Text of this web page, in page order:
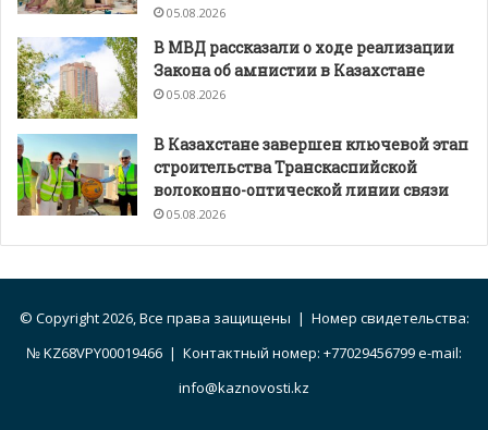
05.08.2026
В МВД рассказали о ходе реализации
Закона об амнистии в Казахстане
05.08.2026
В Казахстане завершен ключевой этап
строительства Транскаспийской
волоконно-оптической линии связи
05.08.2026
© Copyright 2026, Все права защищены | Номер свидетельства:
№ KZ68VPY00019466 | Контактный номер: +77029456799 e-mail:
info@kaznovosti.kz